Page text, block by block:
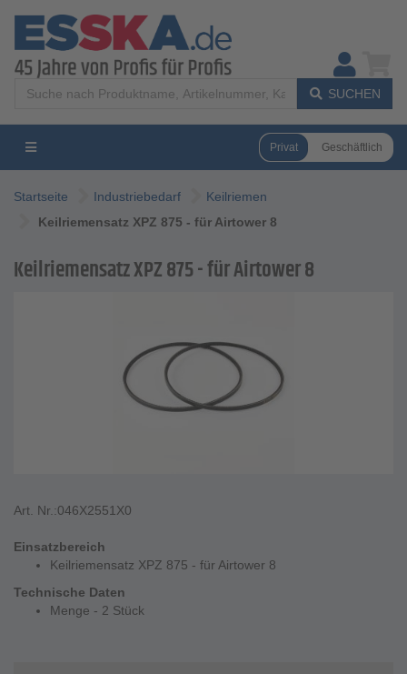
SUCHEN
Privat Geschäftlich
Startseite Industriebedarf
Keilriemen
Keilriemensatz XPZ 875 - für Airtower 8
Keilriemensatz XPZ 875 - für Airtower 8
Art. Nr.:046X2551X0
Einsatzbereich
Keilriemensatz XPZ 875 - für Airtower 8
Technische Daten
Menge - 2 Stück